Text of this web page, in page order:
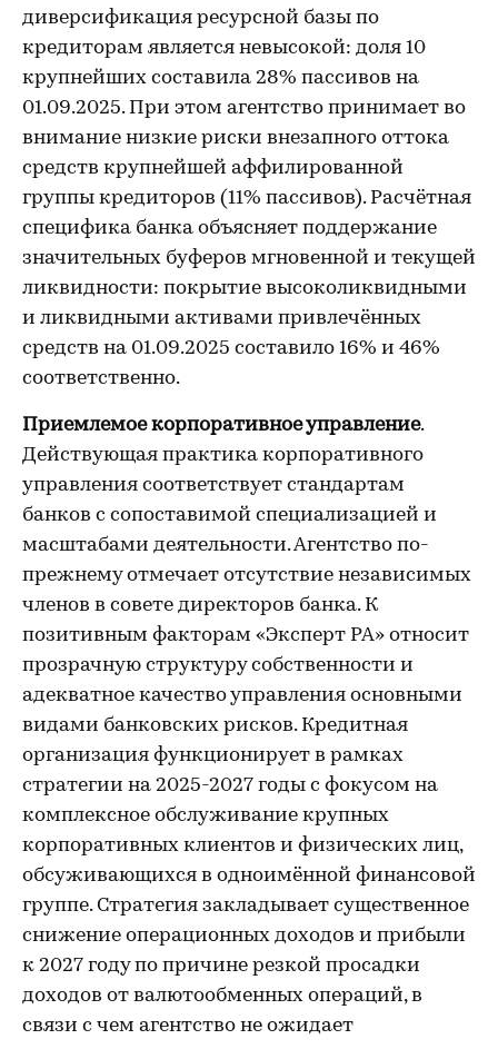
диверсификация ресурсной базы по
кредиторам является невысокой: доля 10
крупнейших составила 28% пассивов на
01.09.2025. При этом агентство принимает во
внимание низкие риски внезапного оттока
средств крупнейшей аффилированной
группы кредиторов (11% пассивов). Расчётная
специфика банка объясняет поддержание
значительных буферов мгновенной и текущей
ликвидности: покрытие высоколиквидными
и ликвидными активами привлечённых
средств на 01.09.2025 составило 16% и 46%
соответственно.
Приемлемое корпоративное управление.
Действующая практика корпоративного
управления соответствует стандартам
банков с сопоставимой специализацией и
масштабами деятельности. Агентство по-
прежнему отмечает отсутствие независимых
членов в совете директоров банка. К
позитивным факторам «Эксперт РА» относит
прозрачную структуру собственности и
адекватное качество управления основными
видами банковских рисков. Кредитная
организация функционирует в рамках
стратегии на 2025-2027 годы с фокусом на
комплексное обслуживание крупных
корпоративных клиентов и физических лиц,
обсуживающихся в одноимённой финансовой
группе. Стратегия закладывает существенное
снижение операционных доходов и прибыли
к 2027 году по причине резкой просадки
доходов от валютообменных операций, в
связи с чем агентство не ожидает